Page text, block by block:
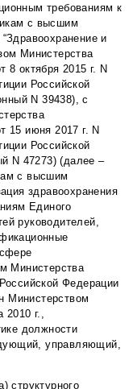
требованиям к
с высшим
и
Министерства
8 октября 2015 г. N
Российской
N 39438), с
15 июня 2017 г. N
Российской
N 47273) (далее –
с высшим
здравоохранения
Единого
руководителей,
Министерства
Федерации
Министерством
2010 г.,
должности
управляющий,
структурного